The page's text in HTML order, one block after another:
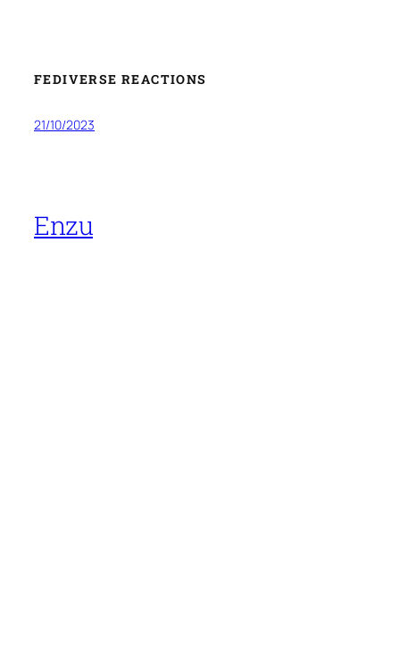
FEDIVERSE REACTIONS
21/10/2023
Enzu